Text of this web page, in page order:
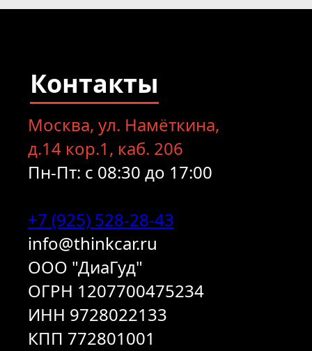
Контакты
Москва, ул. Намёткина,
д.14 кор.1, каб. 206
Пн-Пт: с 08:30 до 17:00
+7 (925) 528-28-43
info@thinkcar.ru
ООО "ДиаГуд"
ОГРН 1207700475234
ИНН 9728022133
КПП 772801001